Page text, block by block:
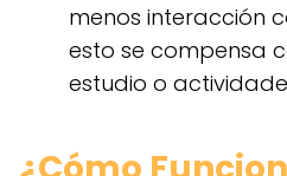
menos interacción
esto se compensa
estudio o